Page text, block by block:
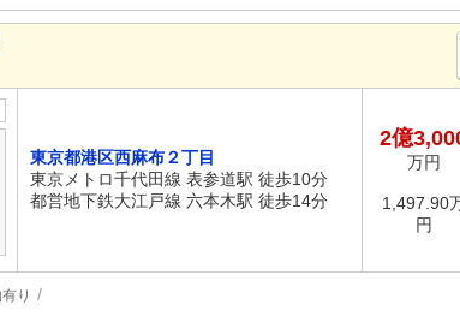
東京都港区西麻布２丁目
東京メトロ千代田線 表参道駅 徒歩10分
都営地下鉄大江戸線 六本木駅 徒歩14分
2億
万円
1,497.90
円
り